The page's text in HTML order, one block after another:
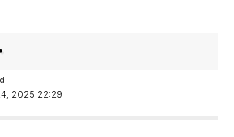
2025 22:29